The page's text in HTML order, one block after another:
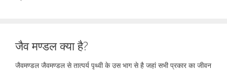
जैव मण्डल क्या है?
जैवमण्डल जैवमण्डल से तात्पर्य पृथ्वी के उस भाग से है जहां सभी प्रकार का जीवन